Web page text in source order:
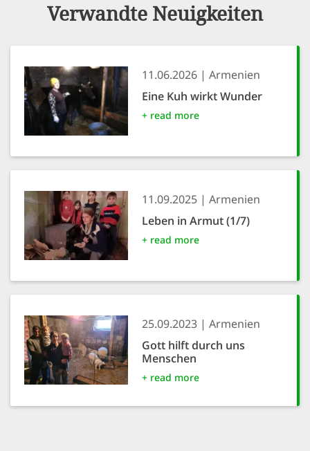
Verwandte Neuigkeiten
11.06.2026
Armenien
Eine Kuh wirkt Wunder
+ read more
11.09.2025
Armenien
Leben in Armut (1/7)
+ read more
25.09.2023
Armenien
Gott hilft durch uns
Menschen
+ read more